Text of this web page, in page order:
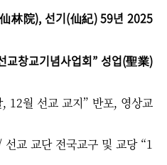
林院), 선기(仙紀) 59년 2025
교창교기념사업회” 성업(聖業)
12월 선교 교지” 반포, 영상교
교 교단 전국교구 및 교당 “1